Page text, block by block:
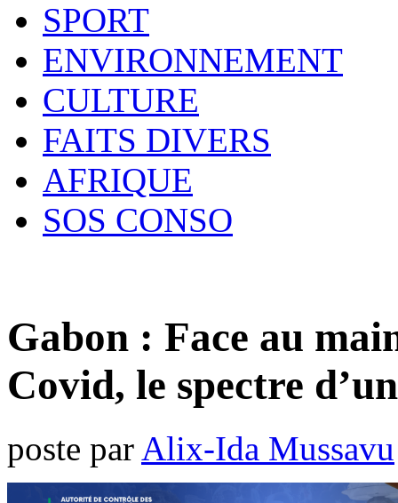
SPORT
ENVIRONNEMENT
CULTURE
FAITS DIVERS
AFRIQUE
SOS CONSO
Gabon : Face au
Covid, le spectre
poste par Alix-Ida Mussavu